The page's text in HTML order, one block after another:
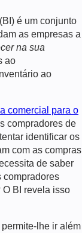
é um conjunto
as empresas a
na sua
ao
ao
comercial para o
compradores de
identificar os
com as compras
de saber
compradores
BI revela isso
lhe ir além